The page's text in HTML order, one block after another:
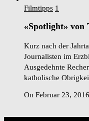
Filmtipps 1
«Spotlight» von
Kurz nach der
Journalisten im
Ausgedehnte
katholische
On Februar 23, 2016